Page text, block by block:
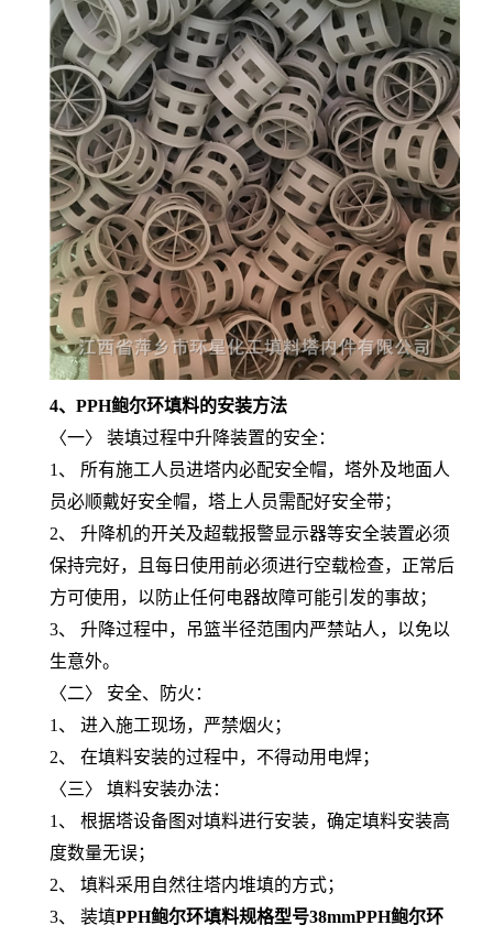
4、 PPH鲍尔环填料的安装方法
〈一〉 装填过程中升降装置的安全：
1、 所有施工人员进塔内必配安全帽，塔外及地面人
员必顺戴好安全帽，塔上人员需配好安全带；
2、 升降机的开关及超载报警显示器等安全装置必须
保持完好，且每日使用前必须进行空载检查，正常后
方可使用，以防止任何电器故障可能引发的事故；
3、 升降过程中，吊篮半径范围内严禁站人，以免以
生意外。
〈二〉 安全、防火：
1、 进入施工现场，严禁烟火；
2、 在填料安装的过程中，不得动用电焊；
〈三〉 填料安装办法：
1、 根据塔设备图对填料进行安装，确定填料安装高
度数量无误；
2、 填料采用自然往塔内堆填的方式；
3、 装填PPH鲍尔环填料规格型号38mmPPH鲍尔环